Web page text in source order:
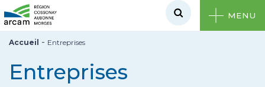
MENU
Accueil - Entreprises
Entreprises